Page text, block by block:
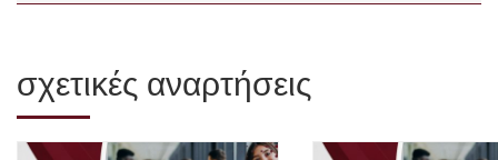
σχετικές αναρτήσεις